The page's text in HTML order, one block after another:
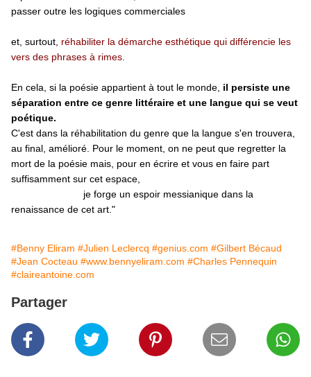
passer outre les logiques commerciales
et, surtout, réhabiliter la démarche esthétique qui différencie les
vers des phrases à rimes.
En cela, si la poésie appartient à tout le monde, il persiste une
séparation entre ce genre littéraire et une langue qui se veut
poétique.
C'est dans la réhabilitation du genre que la langue s'en trouvera,
au final, amélioré. Pour le moment, on ne peut que regretter la
mort de la poésie mais, pour en écrire et vous en faire part
suffisamment sur cet espace,
je forge un espoir messianique dans la
renaissance de cet art."
#Benny Eliram #Julien Leclercq #genius.com #Gilbert Bécaud
#Jean Cocteau #www.bennyeliram.com #Charles Pennequin
#claireantoine.com
Partager